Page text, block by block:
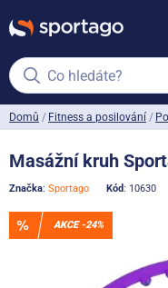
Co hledáte?
Domů Fitness a posilování
Značka: Sportago Kód: 10630
Masážní kruh
AKCE -24%